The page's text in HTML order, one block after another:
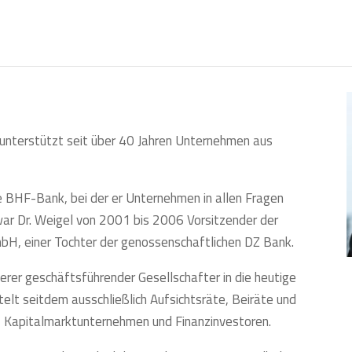
seit über 40 Jah­ren Unter­neh­men aus
Bank, bei der er Unter­neh­men in allen Fra­gen
Dr. Weigel von 2001 bis 2006 Vor­sit­zen­der der
einer Toch­ter der genos­sen­schaft­li­chen DZ Bank.
geschäfts­füh­ren­der Gesell­schaf­ter in die heu­ti­ge
seit­dem aus­schließ­lich Auf­sichts­rä­te, Bei­rä­te und
und Finanz­in­ves­to­ren.